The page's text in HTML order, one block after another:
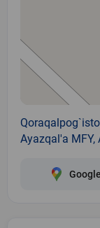
Ayazqal'a